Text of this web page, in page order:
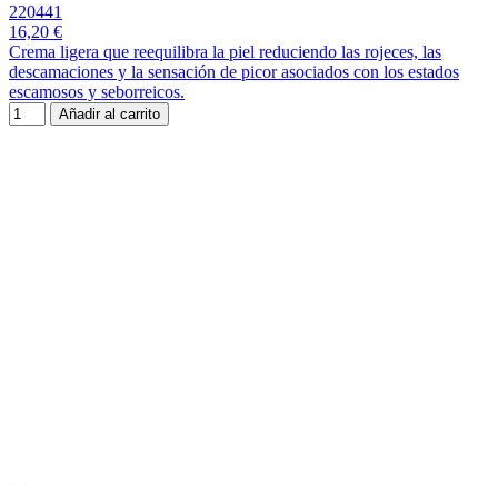
220441
16,20 €
Crema ligera que reequilibra la piel reduciendo las rojeces, las
descamaciones y la sensación de picor asociados con los estados
escamosos y seborreicos.
Añadir al carrito